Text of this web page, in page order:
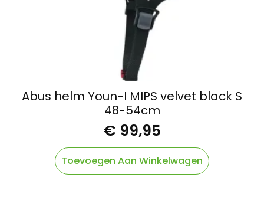
Abus helm Youn-I MIPS velvet black S
48-54cm
€ 99,95
Toevoegen Aan Winkelwagen